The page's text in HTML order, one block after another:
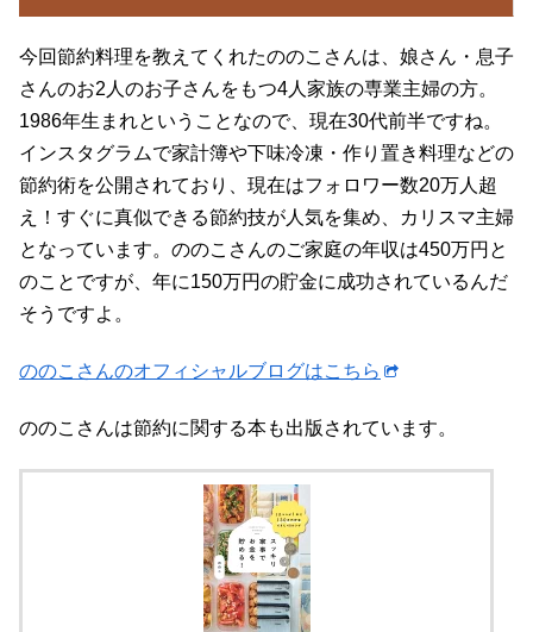
今回節約料理を教えてくれたののこさんは、娘さん・息子
さんのお2人のお子さんをもつ4人家族の専業主婦の方。
1986年生まれということなので、現在30代前半ですね。
インスタグラムで家計簿や下味冷凍・作り置き料理などの
節約術を公開されており、現在はフォロワー数20万人超
え！すぐに真似できる節約技が人気を集め、カリスマ主婦
となっています。ののこさんのご家庭の年収は450万円と
のことですが、年に150万円の貯金に成功されているんだ
そうですよ。
ののこさんのオフィシャルブログはこちら
ののこさんは節約に関する本も出版されています。